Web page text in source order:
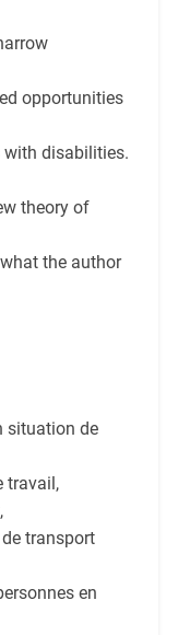
opportunities
with disabilities.
theory of
the author
situation de
travail,
de transport
en